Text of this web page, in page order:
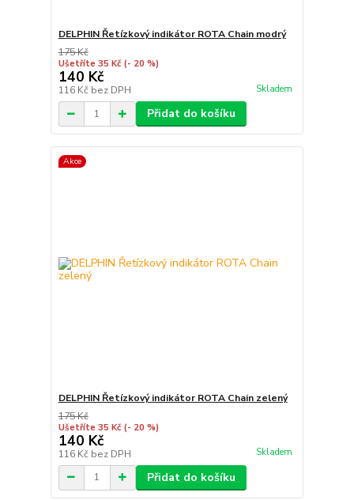
DELPHIN Řetízkový indikátor ROTA Chain modrý
175 Kč
Ušetříte 35 Kč (- 20 %)
140 Kč
116 Kč bez DPH Skladem
Přidat do košíku
Akce
DELPHIN Řetízkový indikátor ROTA Chain zelený
175 Kč
Ušetříte 35 Kč (- 20 %)
140 Kč
116 Kč bez DPH Skladem
Přidat do košíku